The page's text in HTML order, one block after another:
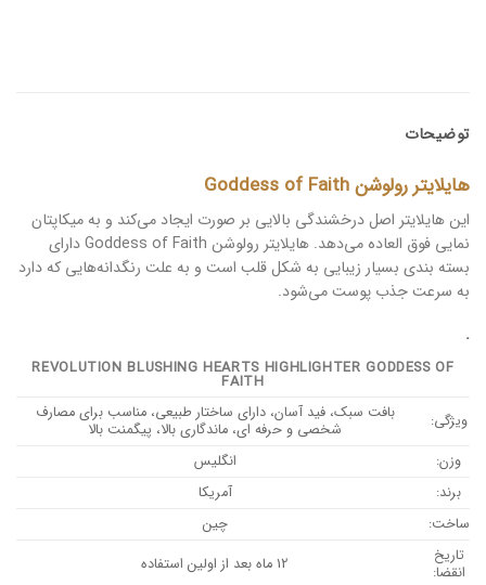
توضیحات
هایلایتر رولوشن Goddess of Faith
این هایلایتر اصل درخشندگی بالایی بر صورت ایجاد می‌کند و به میکاپتان
نمایی فوق العاده می‌دهد. هایلایتر رولوشن Goddess of Faith دارای
بسته بندی بسیار زیبایی به شکل قلب است و به علت رنگدانه‌هایی که دارد
به سرعت جذب پوست می‌شود.
.
REVOLUTION BLUSHING HEARTS HIGHLIGHTER GODDESS OF
FAITH
ویژگی:
بافت سبک، فید آسان، دارای ساختار طبیعی، مناسب برای مصارف
شخصی و حرفه ای، ماندگاری بالا، پیگمنت بالا
وزن:
انگلیس
برند:
آمریکا
ساخت:
چین
تاریخ
انقضا:
12 ماه بعد از اولین استفاده